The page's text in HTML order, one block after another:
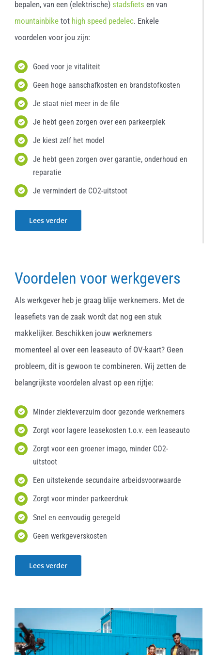
bepalen, van een (elektrische) stadsfiets en van
mountainbiketot high speed pedelec. Enkele
voordelen voor jou zijn:
Goed voor je vitaliteit
Geen hoge aanschafkosten en brandstofkosten
Je staat niet meer in de file
Je hebt geen zorgen over een parkeerplek
Je kiest zelf het model
Je hebt geen zorgen over garantie, onderhoud en
reparatie
Je vermindert de CO2-uitstoot
Lees verder
Voordelen voor werkgevers
Als werkgever heb je graag blije werknemers. Met de
leasefiets van de zaak wordt dat nog een stuk
makkelijker. Beschikken jouw werknemers
momenteel al over een leaseauto of OV-kaart? Geen
probleem, dit is gewoon te combineren. Wij zetten de
belangrijkste voordelen alvast op een rijtje:
Minder ziekteverzuim door gezonde werknemers
Zorgt voor lagere leasekosten t.o.v. een leaseauto
Zorgt voor een groener imago, minder CO2-
uitstoot
Een uitstekende secundaire arbeidsvoorwaarde
Zorgt voor minder parkeerdruk
Snel en eenvoudig geregeld
Geen werkgeverskosten
Lees verder